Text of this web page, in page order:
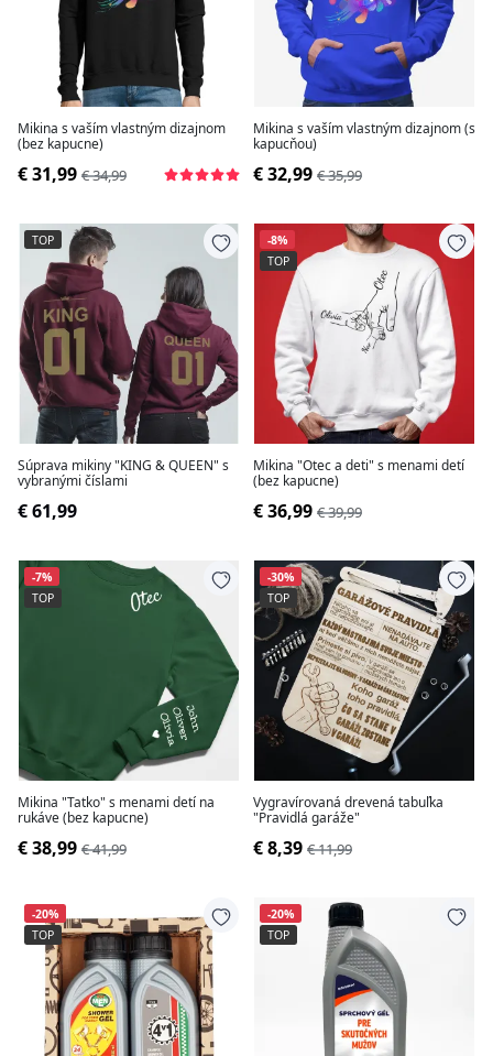
Mikina s vaším vlastným dizajnom
(bez kapucne)
€ 31,99 € 34,99
Mikina s vaším vlastným dizajnom (s
kapucňou)
€ 32,99 € 35,99
TOP
Súprava mikiny "KING & QUEEN" s
vybranými číslami
€ 61,99
-8%
TOP
Mikina "Otec a deti" s menami detí
(bez kapucne)
€ 36,99 € 39,99
-7%
TOP
Mikina "Tatko" s menami detí na
rukáve (bez kapucne)
€ 38,99 € 41,99
-30%
TOP
Vygravírovaná drevená tabuľka
"Pravidlá garáže"
€ 8,39 € 11,99
-20%
TOP
-20%
TOP